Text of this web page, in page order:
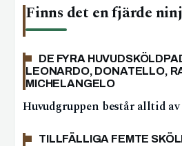
Finns det en fjärde
DE FYRA
LEONARDO, DONATELLO,
MICHELANGELO
Huvudgruppen består alltid
TILLFÄLLIGA FEMTE